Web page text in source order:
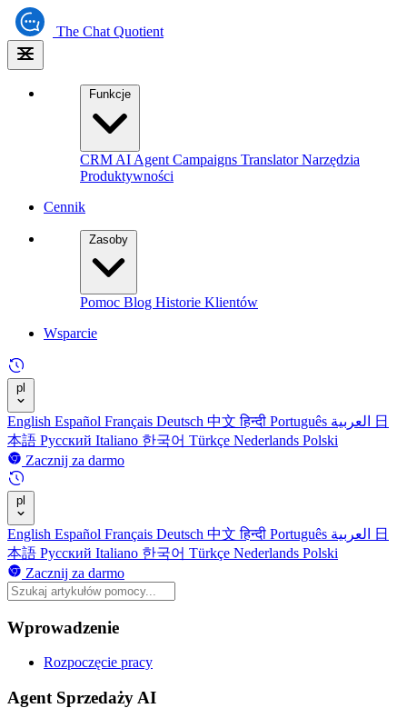
The Chat Quotient
Funkcje
CRM AI Agent Campaigns TranslatorNarzędzia
Produktywności
Cennik
Zasoby
Pomoc Blog Historie Klientów
Wsparcie
pl
English Español Français Deutsch 中文हिन्दी Português
日
本語 Русский Italiano 한국어 Türkçe Nederlands Polski
Zacznij za darmo
pl
English Español Français Deutsch 中文हिन्दी Português
日
本語 Русский Italiano 한국어 Türkçe Nederlands Polski
Zacznij za darmo
Wprowadzenie
Rozpoczęcie pracy
Agent Sprzedaży AI